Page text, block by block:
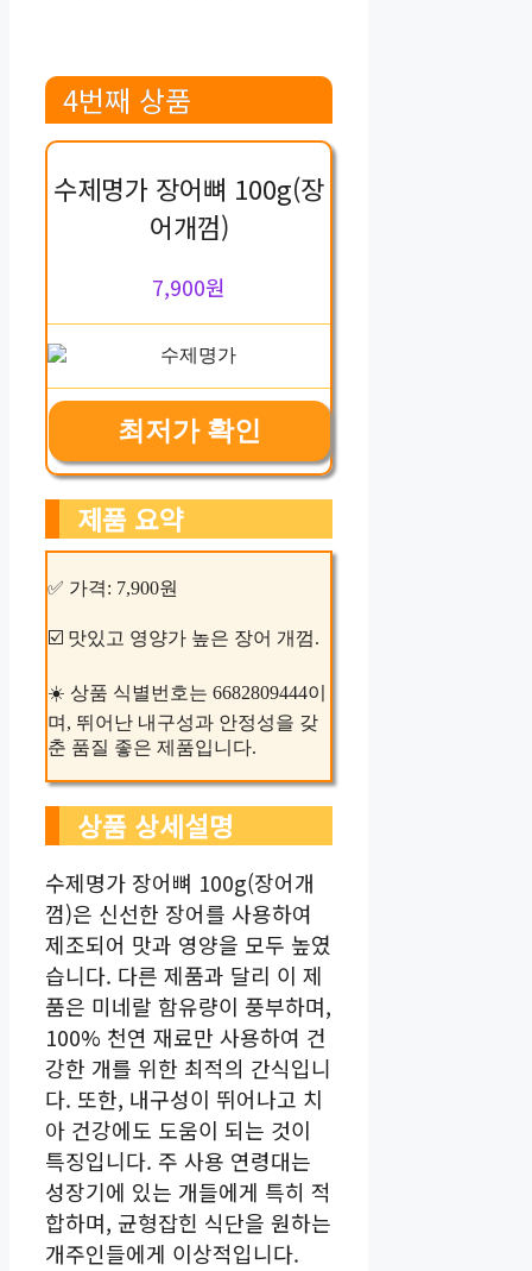
4번째 상품
수제명가 장어뼈 100g(장
어개껌)
7,900원
최저가 확인
제품 요약
✅ 가격: 7,900원
☑️ 맛있고 영양가 높은 장어 개껌.
☀️ 상품 식별번호는 6682809444이
며, 뛰어난 내구성과 안정성을 갖
춘 품질 좋은 제품입니다.
상품 상세설명
수제명가 장어뼈 100g(장어개
껌)은 신선한 장어를 사용하여
제조되어 맛과 영양을 모두 높였
습니다. 다른 제품과 달리 이 제
품은 미네랄 함유량이 풍부하며,
100% 천연 재료만 사용하여 건
강한 개를 위한 최적의 간식입니
다. 또한, 내구성이 뛰어나고 치
아 건강에도 도움이 되는 것이
특징입니다. 주 사용 연령대는
성장기에 있는 개들에게 특히 적
합하며, 균형잡힌 식단을 원하는
개주인들에게 이상적입니다.